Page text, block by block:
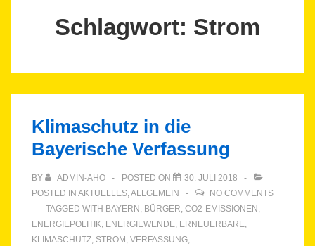
Schlagwort: Strom
Klimaschutz in die
Bayerische Verfassung
BY ADMIN-AHO POSTED ON
30. JULI 2018
POSTED IN AKTUELLES,ALLGEMEIN
NO COMMENTS
TAGGED WITH BAYERN , BÜRGER, CO2-EMISSIONEN ,
ENERGIEPOLITIK, ENERGIEWENDE, ERNEUERBARE,
KLIMASCHUTZ, STROM , VERFASSUNG,